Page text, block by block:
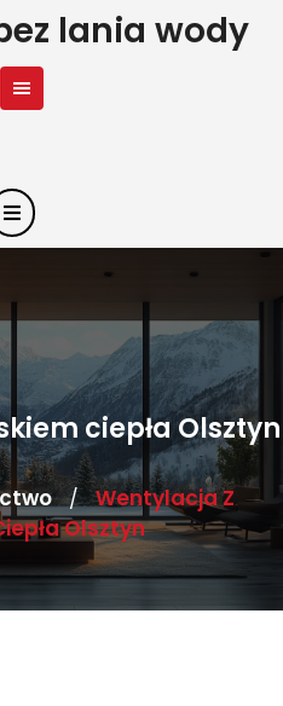
lania wody
ciepła Olsztyn
/ Wentylacja Z
Olsztyn